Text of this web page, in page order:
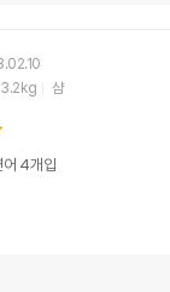
3.2kg 샴
어 4개입